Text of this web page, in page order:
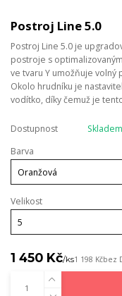
Postroj Line 5.0
Postroj Line 5.0 je
postroje s
ve tvaru Y umožňuje volný
Okolo hrudníku je
vodítko, díky čemuž je
Dostupnost
Barva
Velikost
1 450 Kč/ks1 198 Kčbez